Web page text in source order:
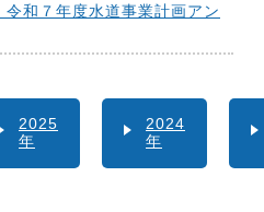
和７年度水道事業計画アン
2025
年
2024
年